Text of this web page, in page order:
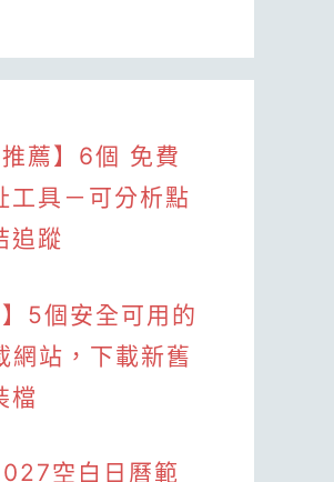
薦】6個 免費
工具－可分析點
追蹤
5個安全可用的
網站，下載新舊
檔
空白日曆範